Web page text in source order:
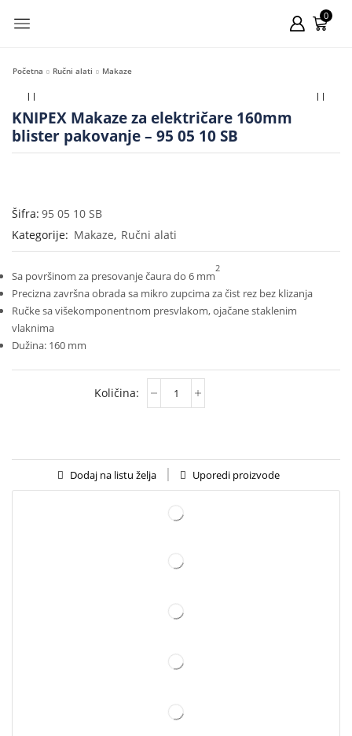
0
Početna Ručni alati Makaze
KNIPEX Makaze za električare 160mm
blister pakovanje – 95 05 10 SB
Šifra: 95 05 10 SB
Kategorije: Makaze, Ručni alati
Sa površinom za presovanje čaura do 6 mm
2
Precizna završna obrada sa mikro zupcima za čist rez bez klizanja
Ručke sa višekomponentnom presvlakom, ojačane staklenim
vlaknima
Dužina: 160 mm
Dodaj na listu želja Uporedi proizvode